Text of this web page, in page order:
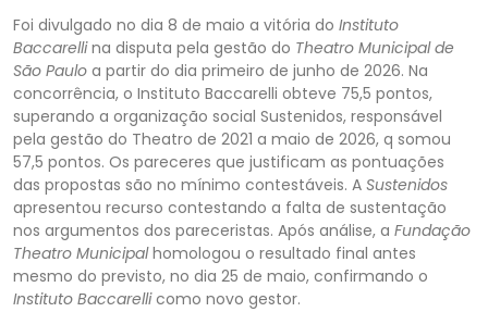
Foi divulgado no dia 8 de maio a vitória do Instituto
Baccarellina disputa pela gestão do Theatro Municipal de
São Paulo a partir do dia primeiro de junho de 2026. Na
concorrência, o Instituto Baccarelli obteve 75,5 pontos,
superando a organização social Sustenidos, responsável
pela gestão do Theatro de 2021 a maio de 2026, q somou
57,5 pontos. Os pareceres que justificam as pontuações
das propostas são no mínimo contestáveis. A Sustenidos
apresentou recurso contestando a falta de sustentação
nos argumentos dos pareceristas. Após análise, a Fundação
Theatro Municipalhomologou o resultado final antes
mesmo do previsto, no dia 25 de maio, confirmando o
Instituto Baccarellicomo novo gestor.